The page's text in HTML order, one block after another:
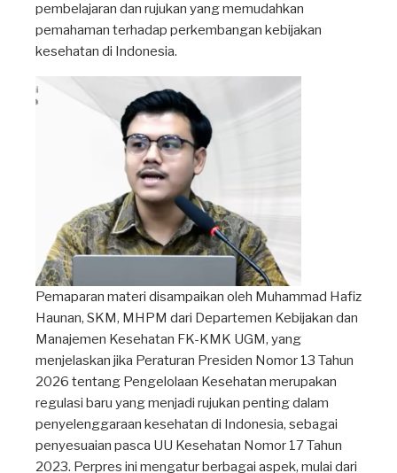
pembelajaran dan rujukan yang memudahkan
pemahaman terhadap perkembangan kebijakan
kesehatan di Indonesia.
Pemaparan materi disampaikan oleh Muhammad Hafiz
Haunan, SKM, MHPM dari Departemen Kebijakan dan
Manajemen Kesehatan FK-KMK UGM, yang
menjelaskan jika Peraturan Presiden Nomor 13 Tahun
2026 tentang Pengelolaan Kesehatan merupakan
regulasi baru yang menjadi rujukan penting dalam
penyelenggaraan kesehatan di Indonesia, sebagai
penyesuaian pasca UU Kesehatan Nomor 17 Tahun
2023. Perpres ini mengatur berbagai aspek, mulai dari